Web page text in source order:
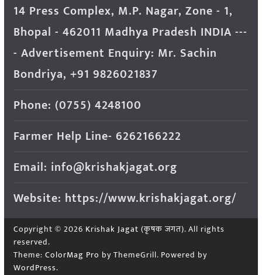
14 Press Complex, M.P. Nagar, Zone - 1,
Bhopal - 462011 Madhya Pradesh INDIA ---
- Advertisement Enquiry: Mr. Sachin
Bondriya, +91 9826021837
Phone: (0755) 4248100
Farmer Help Line- 6262166222
Email: info@krishakjagat.org
Website: https://www.krishakjagat.org/
Copyright © 2026 Krishak Jagat (कृषक जगत). All rights
reserved.
Theme: ColorMag Pro by ThemeGrill. Powered by
WordPress.